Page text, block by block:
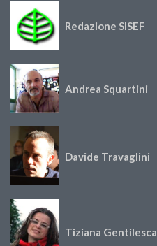
Redazione SISEF
Andrea Squartini
Davide Travaglini
Tiziana Gentilesca